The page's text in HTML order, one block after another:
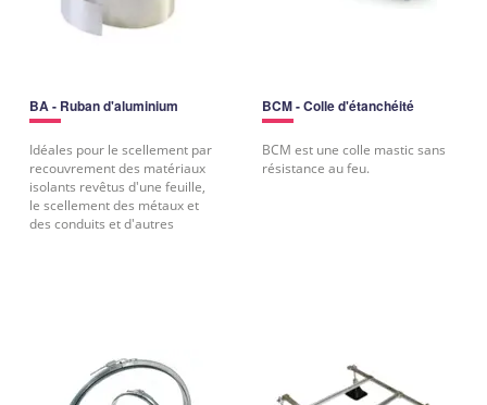
BA - Ruban d'aluminium
Idéales pour le scellement par
recouvrement des matériaux
isolants revêtus d'une feuille,
le scellement des métaux et
des conduits et d'autres
BCM - Colle d'étanchéité
BCM est une colle mastic sans
résistance au feu.